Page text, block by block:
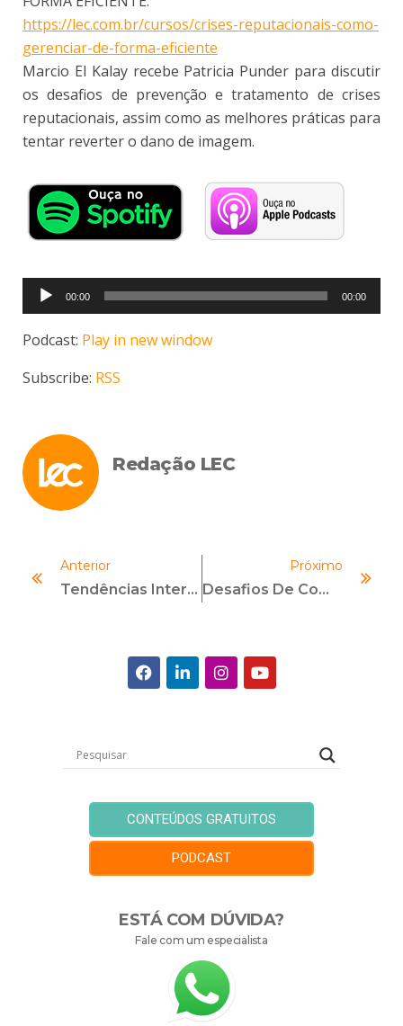
https://lec.com.br/cursos/crises-reputacionais-como-
gerenciar-de-forma-eficiente
Marcio El Kalay recebe Patricia Punder para discutir
os desafios de prevenção e tratamento de crises
reputacionais, assim como as melhores práticas para
tentar reverter o dano de imagem.
Tocador
de
áudio
00:00 00:00
Podcast: Play in new window
Subscribe: RSS
Redação LEC
Anterior
Tendências Internacionais Em Compliance E Responsabilização Empresarial
Próximo
Desafios De Compliance No Agronegócio Brasileiro
CONTEÚDOS GRATUITOS
PODCAST
ESTÁ COM DÚVIDA?
Fale com um especialista